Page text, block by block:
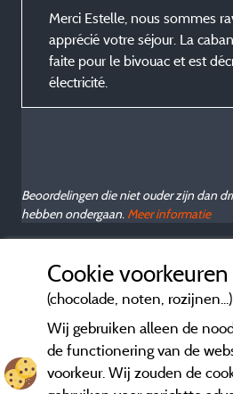
Merci Estelle, nous sommes
apprécié votre séjour. La
faite pour le bivouac et est
électricité.
Beoordelingen die niet ouder zijn dan
hebben ondergaan. Meer informatie
Cookie voorkeuren
(chocolade, noten, rozijnen...)
Wij gebruiken alleen de
de functionering van de
voorkeur. Wij zouden de